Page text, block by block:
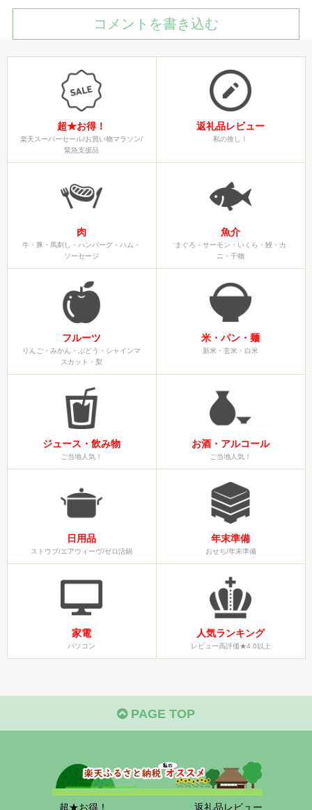
コメントを書き込む
超★お得！
楽天スーパーセール/お買い物マラソン/
緊急支援品
返礼品レビュー
私の推し！
肉
牛・豚・馬刺し・ハンバーグ・ハム・
ソーセージ
魚介
まぐろ・サーモン・いくら・鰻・カ
ニ・干物
フルーツ
りんご・みかん・ぶどう・シャインマ
スカット・梨
米・パン・麺
新米・玄米・白米
ジュース・飲み物
ご当地人気！
お酒・アルコール
ご当地人気！
日用品
ストウブ/エアウィーヴ/ゼロ活鍋
年末準備
おせち/年末準備
家電
パソコン
人気ランキング
レビュー高評価★4.0以上
PAGE TOP
超★お得！ 返礼品レビュー